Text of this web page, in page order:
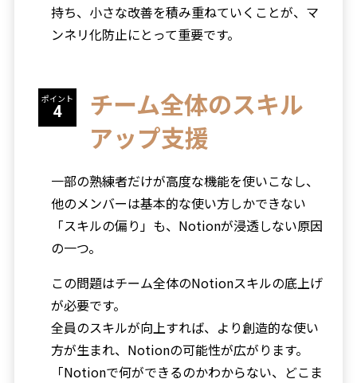
持ち、小さな改善を積み重ねていくことが、マ
ンネリ化防止にとって重要です。
ポイント
チーム全体のスキル
アップ支援
一部の熟練者だけが高度な機能を使いこなし、
他のメンバーは基本的な使い方しかできない
「スキルの偏り」も、Notionが浸透しない原因
の一つ。
この問題はチーム全体のNotionスキルの底上げ
が必要です。
全員のスキルが向上すれば、より創造的な使い
方が生まれ、Notionの可能性が広がります。
「Notionで何ができるのかわからない、どこま